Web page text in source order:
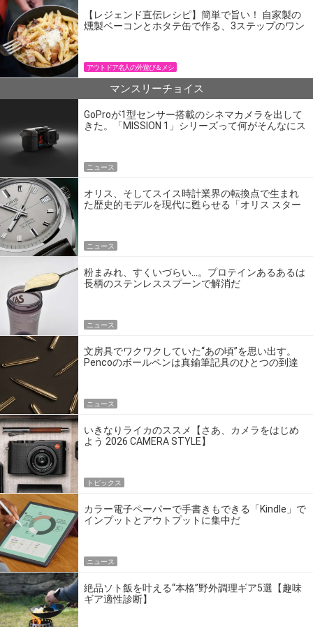
【レジェンド直伝レシピ】簡単で旨い！ 自家製の
燻製ベーコンとホタテ缶で作る、3ステップのワン
アウトドア名人の外遊び＆メシ
マンスリーチョイス
GoProが1型センサー搭載のシネマカメラを出して
きた。「MISSION 1」シリーズって何がそんなにス
ニュース
オリス、そしてスイス時計業界の転換点で生まれ
た歴史的モデルを現代に甦らせる「オリス スター
ニュース
粉まみれ、すくいづらい…。プロテインあるあるは
長柄のステンレススプーンで解消だ
ニュース
文房具でワクワクしていた“あの頃”を思い出す。
Pencoのボールペンは真鍮筆記具のひとつの到達
ニュース
いきなりライカのススメ【さあ、カメラをはじめ
よう 2026 CAMERA STYLE】
トピックス
カラー電子ペーパーで手書きもできる「Kindle」で
インプットとアウトプットに集中だ
ニュース
絶品ソト飯を叶える“本格”野外調理ギア5選【趣味
ギア適性診断】